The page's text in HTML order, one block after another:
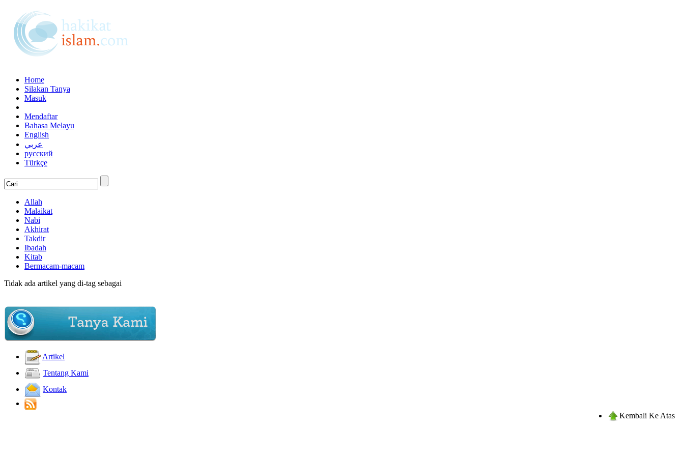
Home
Silakan Tanya
Masuk
Mendaftar
Bahasa Melayu
English
عربي
русский
Türkçe
Allah
Malaikat
Nabi
Akhirat
Takdir
Ibadah
Kitab
Bermacam-macam
Tidak ada artikel yang di-tag sebagai
Artikel
Tentang Kami
Kontak
Kembali Ke Atas